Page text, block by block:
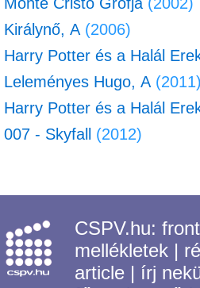
Királynő, A (2006)
Harry Potter és a Halál
Leleményes Hugo, A
Harry Potter és a Halál
007 - Skyfall (2012)
CSPV.hu:
mellékletek |
article | írj